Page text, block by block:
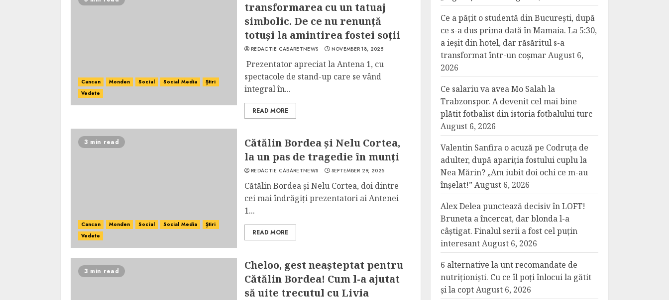
Cancan Monden Social Social Media
Știri
Vedete
transformarea cu un tatuaj
simbolic. De ce nu renunță
totuși la amintirea fostei soții
REDACTIE CABARETNEWS NOVEMBER 18, 2025
Prezentator apreciat la Antena 1, cu
spectacole de stand-up care se vând
integral în...
READ MORE
3 min read
Cancan Monden Social Social Media
Știri
Vedete
Cătălin Bordea și Nelu Cortea,
la un pas de tragedie în munți
REDACTIE CABARETNEWS SEPTEMBER 29, 2025
Cătălin Bordea și Nelu Cortea, doi dintre
cei mai îndrăgiți prezentatori ai Antenei
1...
READ MORE
3 min read
Cheloo, gest neașteptat pentru
Cătălin Bordea! Cum l-a ajutat
să uite trecutul cu Livia
Ce a pățit o studentă din București, după
ce s-a dus prima dată în Mamaia. La 5:30,
a ieșit din hotel, dar răsăritul s-a
transformat într-un coșmarAugust 6,
2026
Ce salariu va avea Mo Salah la
Trabzonspor. A devenit cel mai bine
plătit fotbalist din istoria fotbalului turc
August 6, 2026
Valentin Sanfira o acuză pe Codruța de
adulter, după apariția fostului cuplu la
Nea Mărin? „Am iubit doi ochi ce m-au
înșelat!” August 6, 2026
Alex Delea punctează decisiv în LOFT!
Bruneta a încercat, dar blonda l-a
câștigat. Finalul serii a fost cel puțin
interesantAugust 6, 2026
6 alternative la unt recomandate de
nutriționiști. Cu ce îl poți înlocui la gătit
și la coptAugust 6, 2026